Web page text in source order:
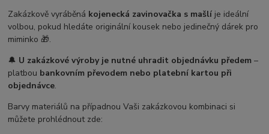
Zakázkově vyráběná kojenecká zavinovačka s mašlí je ideální
volbou, pokud hledáte originální kousek nebo jedinečný dárek pro
miminko 🎁.
🔔 U zakázkové výroby je nutné uhradit objednávku předem –
platbou bankovním převodem nebo platební kartou při
objednávce.
Barvy materiálů na případnou Vaši zakázkovou kombinaci si
můžete prohlédnout zde: